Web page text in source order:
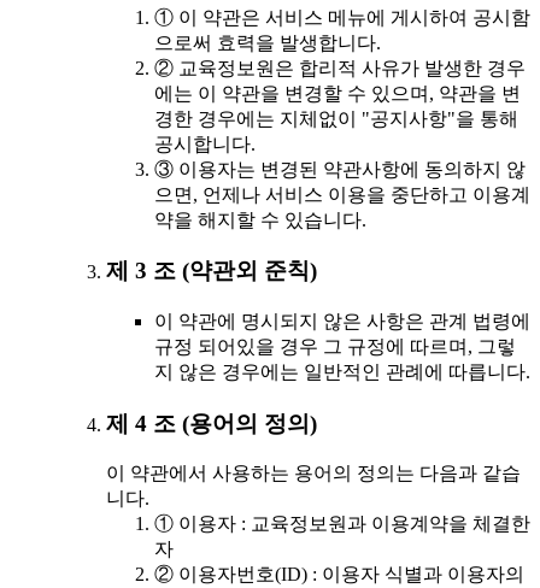
① 이 약관은 서비스 메뉴에 게시하여 공시함
으로써 효력을 발생합니다.
② 교육정보원은 합리적 사유가 발생한 경우
에는 이 약관을 변경할 수 있으며, 약관을 변
경한 경우에는 지체없이 "공지사항"을 통해
공시합니다.
③ 이용자는 변경된 약관사항에 동의하지 않
으면, 언제나 서비스 이용을 중단하고 이용계
약을 해지할 수 있습니다.
제 3 조 (약관외 준칙)
이 약관에 명시되지 않은 사항은 관계 법령에
규정 되어있을 경우 그 규정에 따르며, 그렇
지 않은 경우에는 일반적인 관례에 따릅니다.
제 4 조 (용어의 정의)
이 약관에서 사용하는 용어의 정의는 다음과 같습
니다.
① 이용자 : 교육정보원과 이용계약을 체결한
자
② 이용자번호(ID) : 이용자 식별과 이용자의